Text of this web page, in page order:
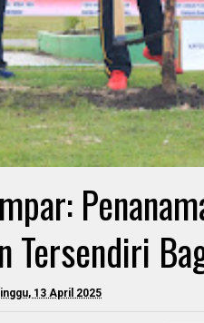
Tersendiri
13 April 2025